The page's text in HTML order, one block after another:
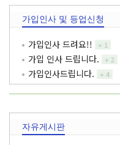
가입인사 및 등업신청
가입인사 드려요!! + 1
가입 인사 드립니다.
+ 2
가입인사드립니다.
+ 4
자유게시판